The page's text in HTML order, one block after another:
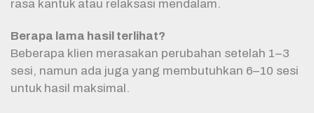
rasa kantuk atau relaksasi mendalam.
Berapa lama hasil terlihat?
Beberapa klien merasakan perubahan setelah 1–3
sesi, namun ada juga yang membutuhkan 6–10 sesi
untuk hasil maksimal.